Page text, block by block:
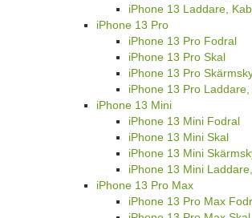
iPhone 13 Laddare,
iPhone 13 Pro
iPhone 13 Pro Fodral
iPhone 13 Pro Skal
iPhone 13 Pro
iPhone 13 Pro
iPhone 13 Mini
iPhone 13 Mini Fodral
iPhone 13 Mini Skal
iPhone 13 Mini
iPhone 13 Mini
iPhone 13 Pro Max
iPhone 13 Pro Max